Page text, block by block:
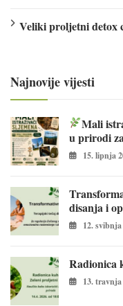
Veliki proljetni detox
Najnovije vijesti
Mali
u prirodi
15. lipnja
disanja i
12. svibnja
Radionica
13. travnja